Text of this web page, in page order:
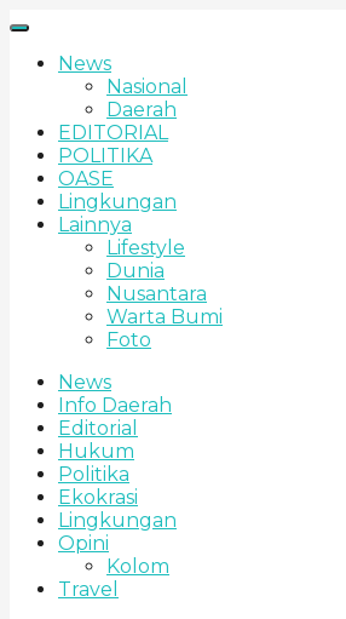
News
Nasional
Daerah
EDITORIAL
POLITIKA
OASE
Lingkungan
Lainnya
Lifestyle
Dunia
Nusantara
Warta Bumi
Foto
News
Info Daerah
Editorial
Hukum
Politika
Ekokrasi
Lingkungan
Opini
Kolom
Travel